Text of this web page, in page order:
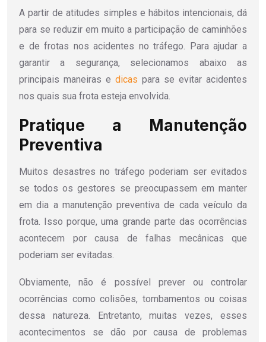
A partir de atitudes simples e hábitos intencionais, dá
para se reduzir em muito a participação de caminhões
e de frotas nos acidentes no tráfego. Para ajudar a
garantir a segurança, selecionamos abaixo as
principais maneiras e dicas para se evitar acidentes
nos quais sua frota esteja envolvida.
Pratique a Manutenção
Preventiva
Muitos desastres no tráfego poderiam ser evitados
se todos os gestores se preocupassem em manter
em dia a manutenção preventiva de cada veículo da
frota. Isso porque, uma grande parte das ocorrências
acontecem por causa de falhas mecânicas que
poderiam ser evitadas.
Obviamente, não é possível prever ou controlar
ocorrências como colisões, tombamentos ou coisas
dessa natureza. Entretanto, muitas vezes, esses
acontecimentos se dão por causa de problemas